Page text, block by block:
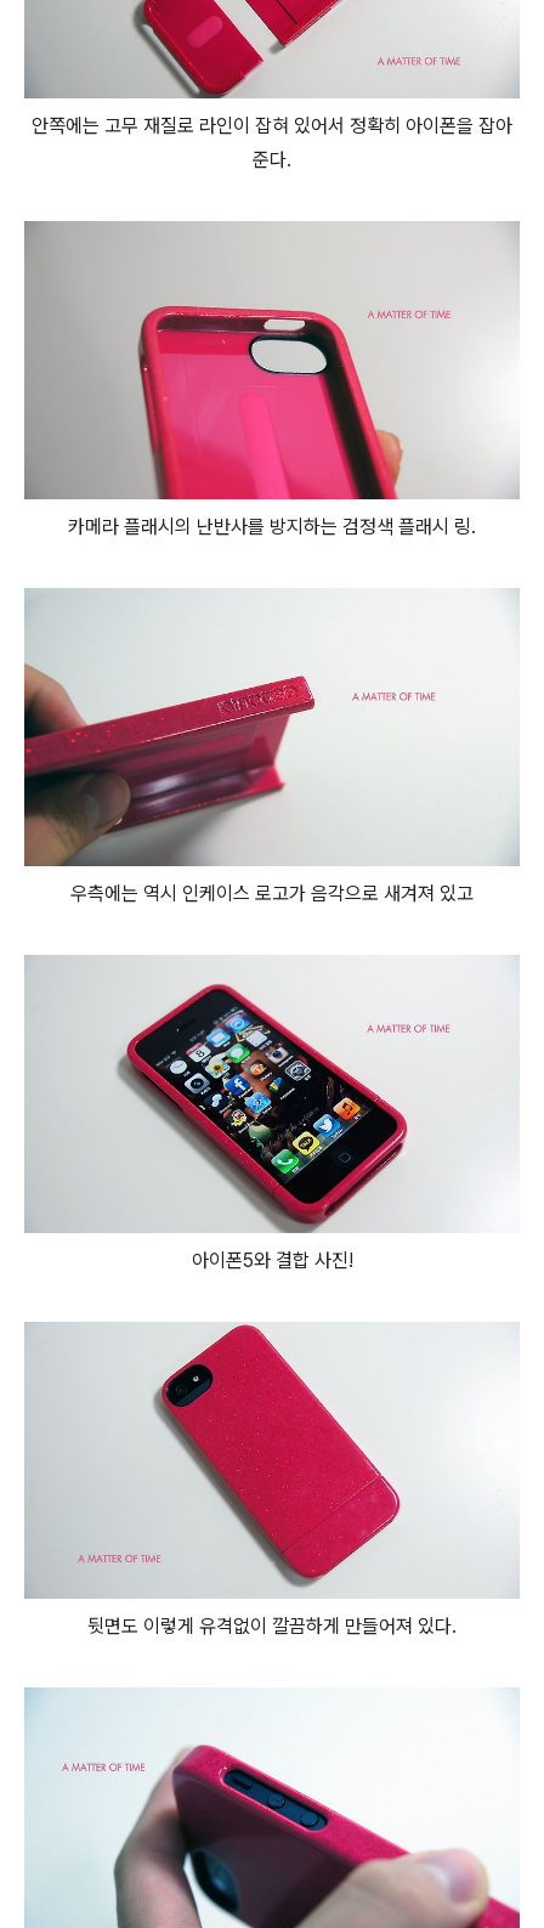
안쪽에는 고무 재질로 라인이 잡혀 있어서 정확히 아이폰을 잡아
준다.
카메라 플래시의 난반사를 방지하는 검정색 플래시 링.
우측에는 역시 인케이스 로고가 음각으로 새겨져 있고
아이폰5와 결합 사진!
뒷면도 이렇게 유격없이 깔끔하게 만들어져 있다.